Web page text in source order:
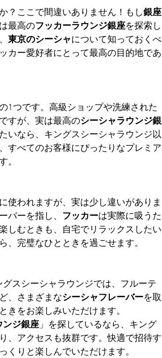
？ここで間違いありません！もし銀座
最高のフッカーラウンジ銀座を探索し
東京のシーシャについて知っておくべ
カー愛好者にとって最高の目的地であ
1つです。高級ショップや洗練された
すが、実は最高のシーシャラウンジ銀
いなら、キングスシーシャラウンジ以
すべてのお客様にぴったりなプレミア
。
使われますが、実は少し違いがありま
バーを指し、 フッカーは実際に吸うた
しむときも、自宅でリラックスしたい
、完璧なひとときを過ごせます。
グスシーシャラウンジでは、フルーテ
、さまざまなシーシャフレーバーを取
きをお楽しみいただけます。
ンジ銀座 」を探しているなら、キング
、アクセスも抜群です。快適で招待す
くりと楽しんでいただけます。